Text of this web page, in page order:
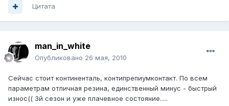
Цитата
man_in_white
Опубликовано 26 мая, 2010
Сейчас стоит континенталь, контипрепиумконтакт. По всем
параметрам отличная резина, единственный минус - быстрый
износ(( 3й сезон и уже плачевное состояние.....